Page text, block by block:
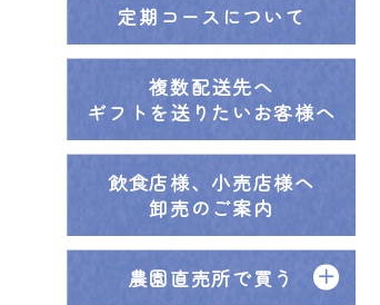
定期コースについて
複数配送先へ
ギフトを送りたいお客様へ
飲食店様、小売店様へ
卸売のご案内
農園直売所で買う